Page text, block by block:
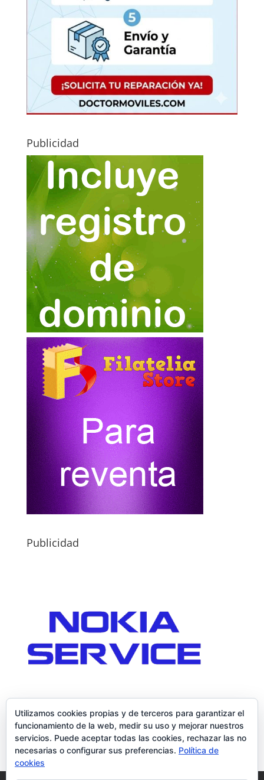
Publicidad
Publicidad
Utilizamos cookies propias y de terceros para garantizar el
funcionamiento de la web, medir su uso y mejorar nuestros
servicios. Puede aceptar todas las cookies, rechazar las no
necesarias o configurar sus preferencias. Política de
cookies